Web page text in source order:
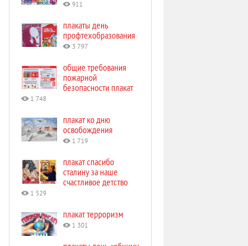
911
плакаты день
профтехобразования
3 797
общие требования
пожарной
безопасности плакат
1 748
плакат ко дню
освобождения
1 719
плакат спасибо
сталину за наше
счастливое детство
1 529
плакат терроризм
1 301